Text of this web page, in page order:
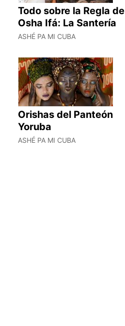
Todo sobre la Regla de
Osha Ifá: La Santería
ASHÉ PA MI CUBA
Orishas del Panteón
Yoruba
ASHÉ PA MI CUBA